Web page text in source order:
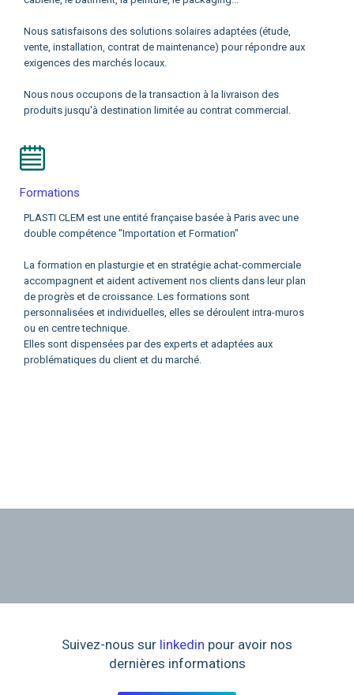
Nous satisfaisons des solutions solaires adaptées (étude,
vente, installation, contrat de maintenance) pour répondre aux
exigences des marchés locaux.
Nous nous occupons de la transaction à la livraison des
produits jusqu'à destination limitée au contrat commercial.
Formations
PLASTI CLEM est une entité française basée à Paris avec une
double compétence "Importation et Formation"
La formation en plasturgie et en stratégie achat-commerciale
accompagnent et aident activement nos clients dans leur plan
de progrès et de croissance. Les formations sont
personnalisées et individuelles, elles se déroulent intra-muros
ou en centre technique.
Elles sont dispensées par des experts et adaptées aux
problématiques du client et du marché.
Suivez-nous sur linkedin pour avoir nos
dernières informations